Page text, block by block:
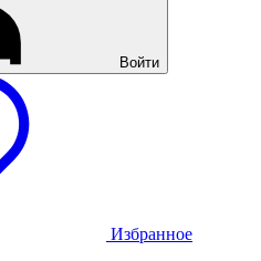
Войти
Избранное